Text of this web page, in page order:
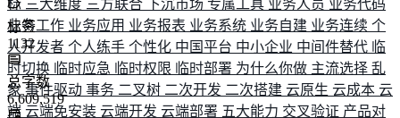
标 三大维度 三方联合 下沉市场 专属工具 业务人员 业务代码
业务工作 业务应用 业务报表 业务系统 业务自建 业务连续 个
人开发者 个人练手 个性化 中国平台 中小企业 中间件替代 临
时切换 临时应急 临时权限 临时部署 为什么你做 主流选择 乱
象 事件驱动 事务 二叉树 二次开发 二次搭建 云原生 云成本 云
端 云端免安装 云端开发 云端部署 五大能力 交叉验证 产品对
标签
1132
总字数
6,609,519